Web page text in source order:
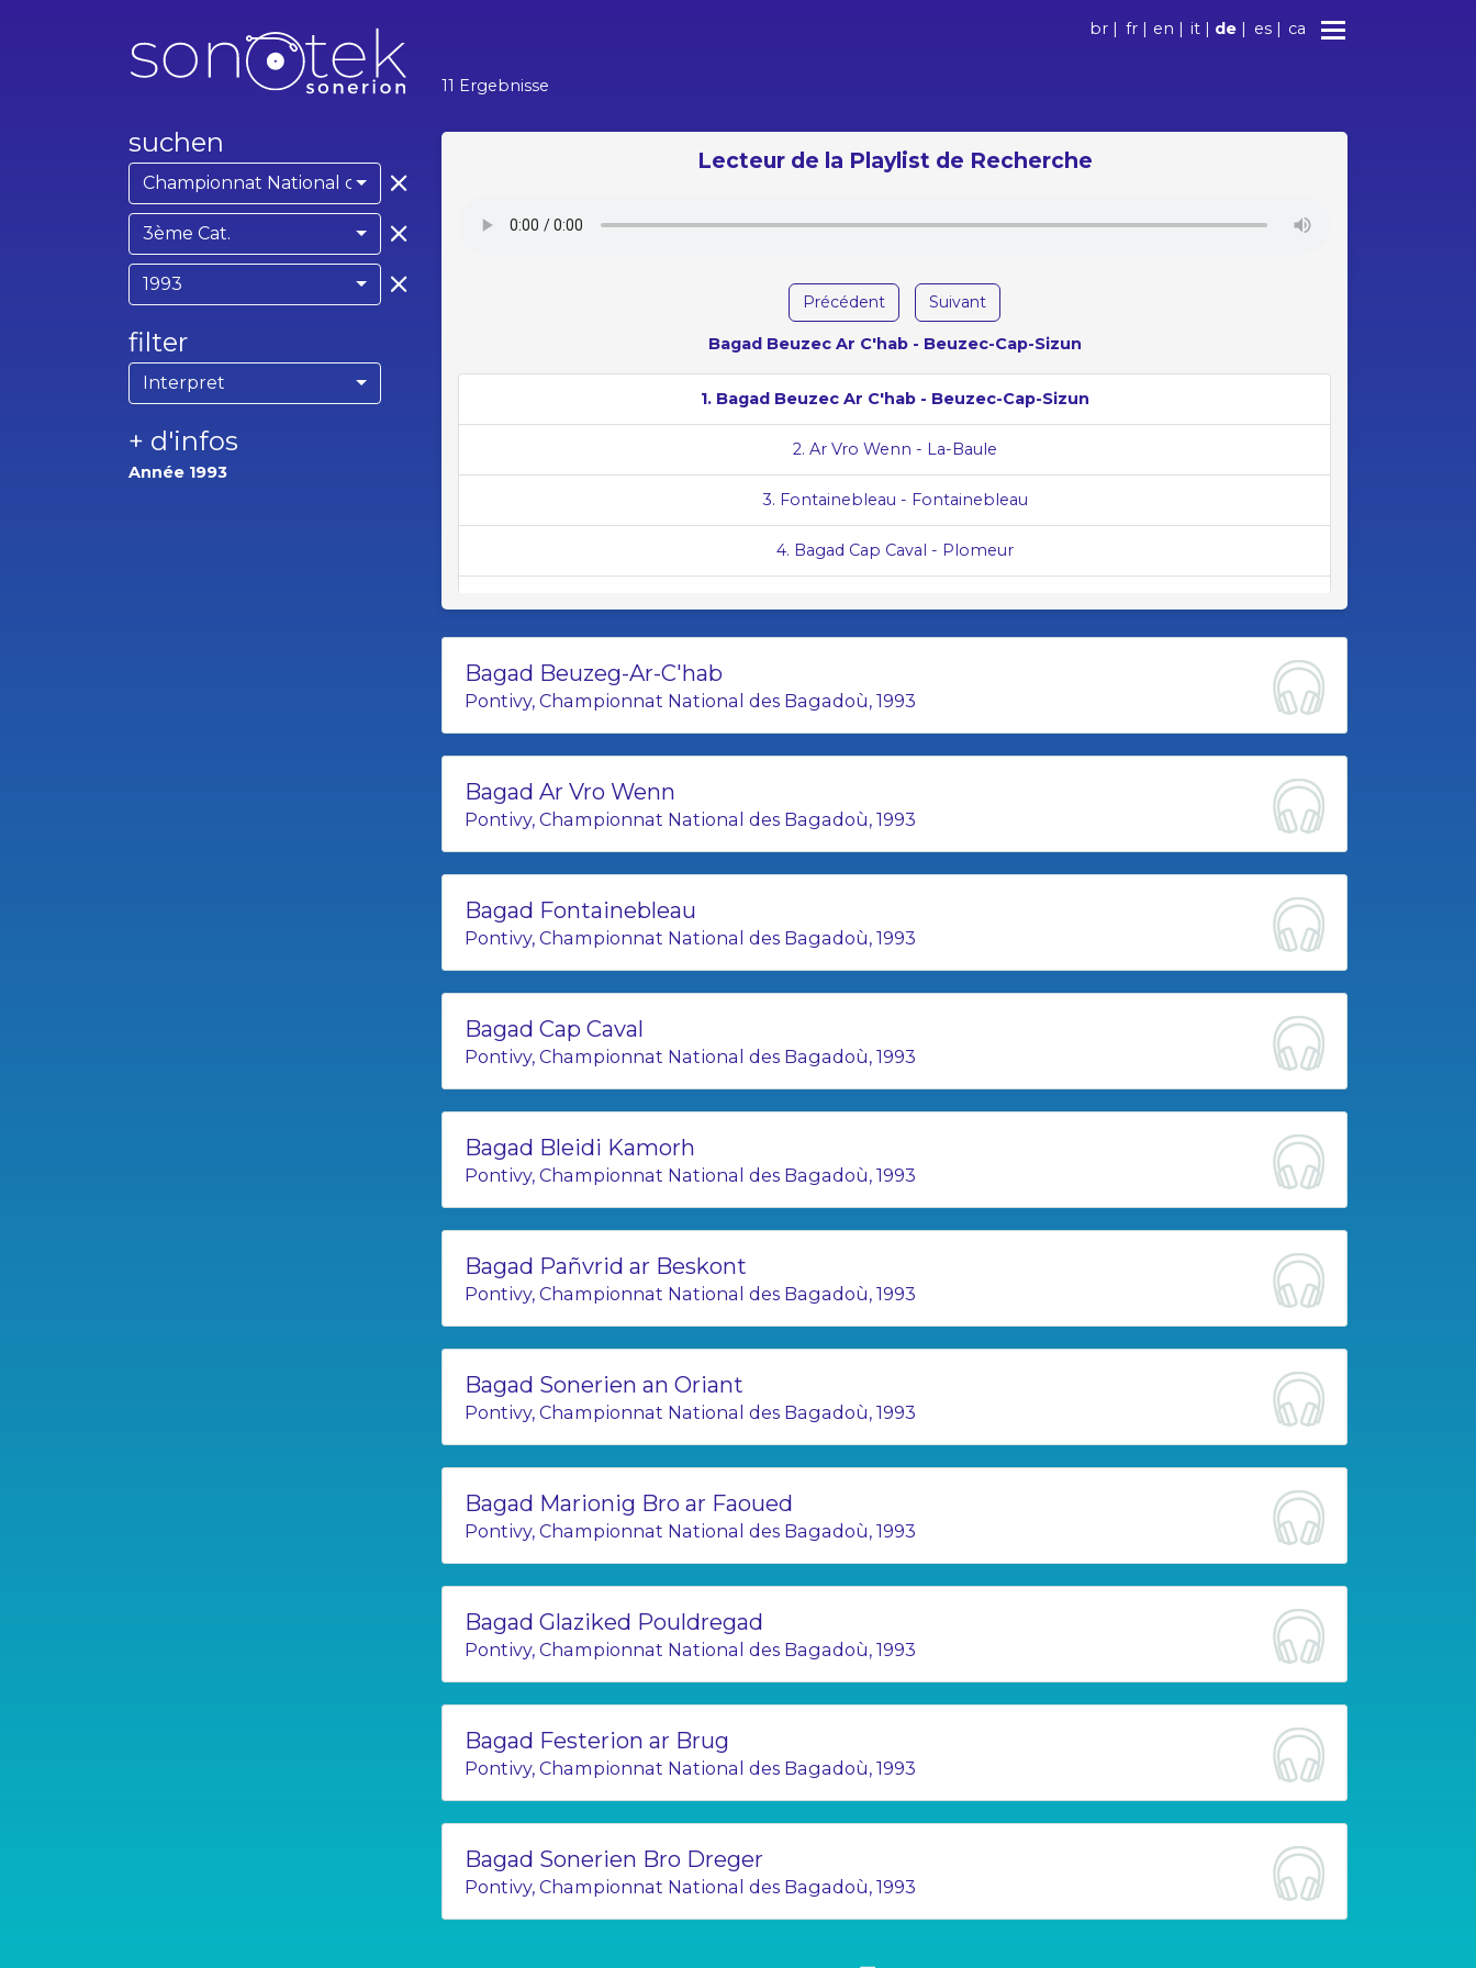
suchen
Championnat National des Bagadoù
3ème Cat.
1993
filter
Interpret
+ d'infos
Année 1993
br | fr | en | it | de | es | ca
11 Ergebnisse
Lecteur de la Playlist de Recherche
Précédent Suivant
Bagad Beuzec Ar C'hab - Beuzec-Cap-Sizun
1. Bagad Beuzec Ar C'hab - Beuzec-Cap-Sizun
2. Ar Vro Wenn - La-Baule
3. Fontainebleau - Fontainebleau
4. Bagad Cap Caval - Plomeur
7. Bagad Sonerien an Oriant - Lorient
8. Bagad Marionig bro ar Faoued - Le-Faouët
10. Festerion ar Brug - Pluneret
11. Bagad Sonerien Bro Dreger - Perros-Guirec (pays de)
Bagad Beuzeg-Ar-C'hab
Pontivy, Championnat National des Bagadoù, 1993
Bagad Ar Vro Wenn
Pontivy, Championnat National des Bagadoù, 1993
Bagad Fontainebleau
Pontivy, Championnat National des Bagadoù, 1993
Bagad Cap Caval
Pontivy, Championnat National des Bagadoù, 1993
Bagad Bleidi Kamorh
Pontivy, Championnat National des Bagadoù, 1993
Bagad Pañvrid ar Beskont
Pontivy, Championnat National des Bagadoù, 1993
Bagad Sonerien an Oriant
Pontivy, Championnat National des Bagadoù, 1993
Bagad Marionig Bro ar Faoued
Pontivy, Championnat National des Bagadoù, 1993
Bagad Glaziked Pouldregad
Pontivy, Championnat National des Bagadoù, 1993
Bagad Festerion ar Brug
Pontivy, Championnat National des Bagadoù, 1993
Bagad Sonerien Bro Dreger
Pontivy, Championnat National des Bagadoù, 1993